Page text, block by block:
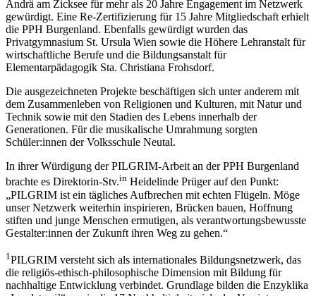
Andrä am Zicksee für mehr als 20 Jahre Engagement im Netzwerk
gewürdigt. Eine Re-Zertifizierung für 15 Jahre Mitgliedschaft erhielt
die PPH Burgenland. Ebenfalls gewürdigt wurden das
Privatgymnasium St. Ursula Wien sowie die Höhere Lehranstalt für
wirtschaftliche Berufe und die Bildungsanstalt für
Elementarpädagogik Sta. Christiana Frohsdorf.
Die ausgezeichneten Projekte beschäftigen sich unter anderem mit
dem Zusammenleben von Religionen und Kulturen, mit Natur und
Technik sowie mit den Stadien des Lebens innerhalb der
Generationen. Für die musikalische Umrahmung sorgten
Schüler:innen der Volksschule Neutal.
In ihrer Würdigung der PILGRIM-Arbeit an der PPH Burgenland
brachte es Direktorin-Stv.in Heidelinde Prüger auf den Punkt:
„PILGRIM ist ein tägliches Aufbrechen mit echten Flügeln. Möge
unser Netzwerk weiterhin inspirieren, Brücken bauen, Hoffnung
stiften und junge Menschen ermutigen, als verantwortungsbewusste
Gestalter:innen der Zukunft ihren Weg zu gehen.“
1 PILGRIM versteht sich als internationales Bildungsnetzwerk, das
die religiös-ethisch-philosophische Dimension mit Bildung für
nachhaltige Entwicklung verbindet. Grundlage bilden die Enzyklika